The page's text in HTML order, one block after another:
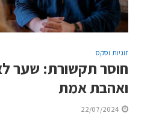
זוגיות וסקס
חוסר תקשורת: שער
ואהבת אמת
22/07/2024